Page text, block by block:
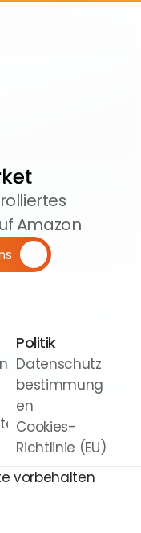
Amazon
Politik
Datenschutz
bestimmung
en
Cookies-
Richtlinie (EU)
vorbehalten